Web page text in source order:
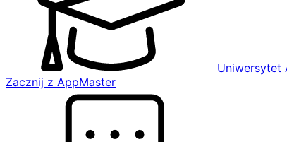
Uniwersytet
Zacznij z AppMaster